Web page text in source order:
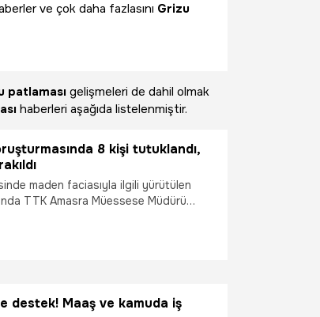
ve çok daha fazlasını Grizu
patlaması gelişmeleri de dahil olmak
haberleri aşağıda listelenmiştir.
8 kişi tutuklandı,
maden faciasıyla ilgili yürütülen
TTK Amasra Müessese Müdürü
destek! Maaş ve kamuda iş